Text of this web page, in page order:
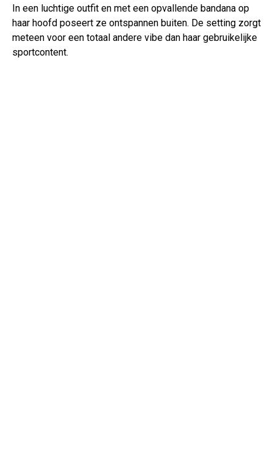
In een luchtige outfit en met een opvallende bandana op
haar hoofd poseert ze ontspannen buiten. De setting zorgt
meteen voor een totaal andere vibe dan haar gebruikelijke
sportcontent.